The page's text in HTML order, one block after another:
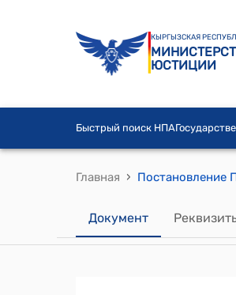
КЫРГЫЗСКАЯ
ЮСТИЦИИ
Быстрый поиск НПА
Главная ›
Документ